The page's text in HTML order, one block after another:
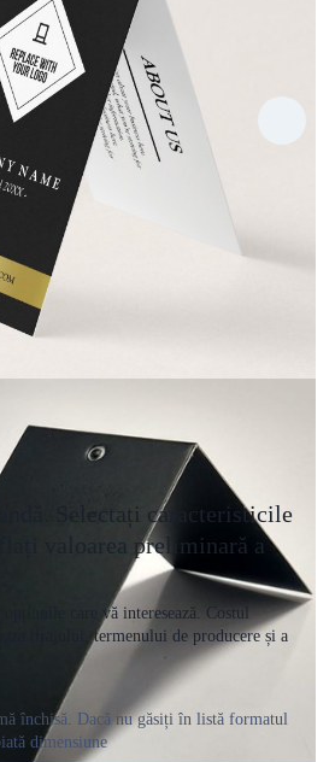
Selectați caracteristicile
valoarea preliminară a
care vă interesează. Costul
tirajului, termenului de producere și a
închisă. Dacă nu găsiți în listă formatul
dimensiune